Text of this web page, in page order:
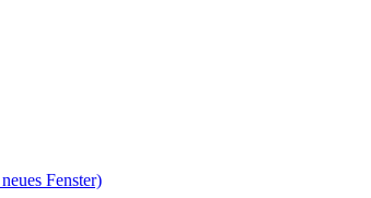
Fenster)